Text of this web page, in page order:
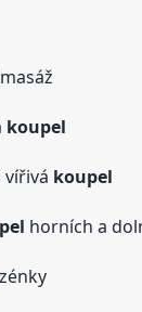
koupel
vířivá koupel
horních a